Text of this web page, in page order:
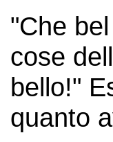
"Che
cose
bello!"
quanto